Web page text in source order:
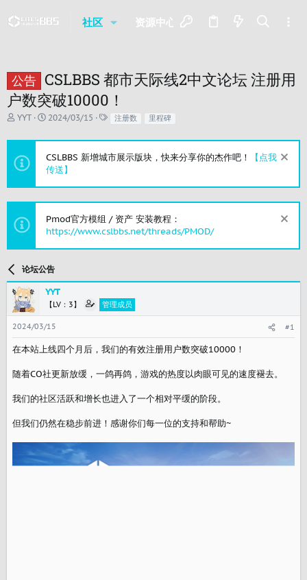
社区 资源中心 最新消息 名人
公告 CSLBBS 都市天际线2中文论坛 注册用
户数突破10000！
主
发
人
YYT
开
时
2024/03/15
标注册数 里程碑
CSLBBS 新增城市展示版块，快来分享你的杰作吧！
【点我
传送】
Pmod官方模组 / 资产 安装教程：
https://www.cslbbs.net/threads/PMOD/
论坛公告
YYT
【LV：3】 管理成员
2024/03/15 #1
在本站上线四个月后，我们的有效注册用户数突破10000！
随着CO社更新放缓，一鸽再鸽，游戏的热度以肉眼可见的速度褪去。
我们的社区活跃和增长也进入了一个相对平缓的阶段。
但我们仍然在稳步前进！感谢你们每一位的支持和帮助~